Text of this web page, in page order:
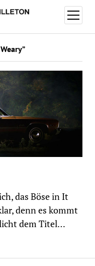
Menü
öffnen
das Böse in It
denn es kommt
dem Titel…